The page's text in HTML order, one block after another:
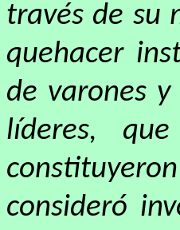
través de su
quehacer
de varones
líderes,
consideró